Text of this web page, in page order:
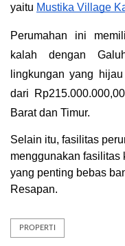
yaitu Mustika Village
Perumahan ini
kalah dengan
lingkungan yang
dari
Barat dan Timur.
Selain itu, fasilitas
menggunakan fasilitas
yang penting bebas
Resapan.
PROPERTI